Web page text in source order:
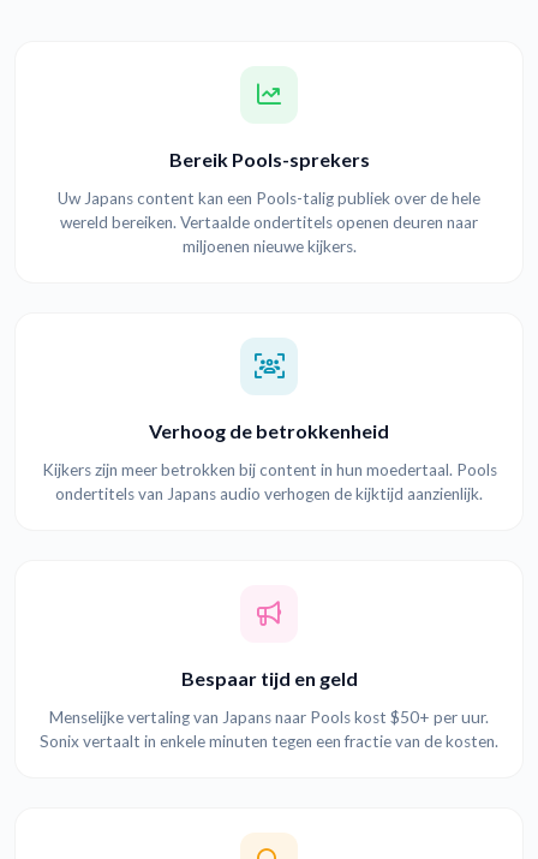
Bereik Pools-sprekers
Uw Japans content kan een Pools-talig publiek over de hele
wereld bereiken. Vertaalde ondertitels openen deuren naar
miljoenen nieuwe kijkers.
Verhoog de betrokkenheid
Kijkers zijn meer betrokken bij content in hun moedertaal. Pools
ondertitels van Japans audio verhogen de kijktijd aanzienlijk.
Bespaar tijd en geld
Menselijke vertaling van Japans naar Pools kost $50+ per uur.
Sonix vertaalt in enkele minuten tegen een fractie van de kosten.